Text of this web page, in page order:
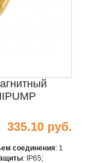
335.10 руб.
соединения: 1
: IP65;